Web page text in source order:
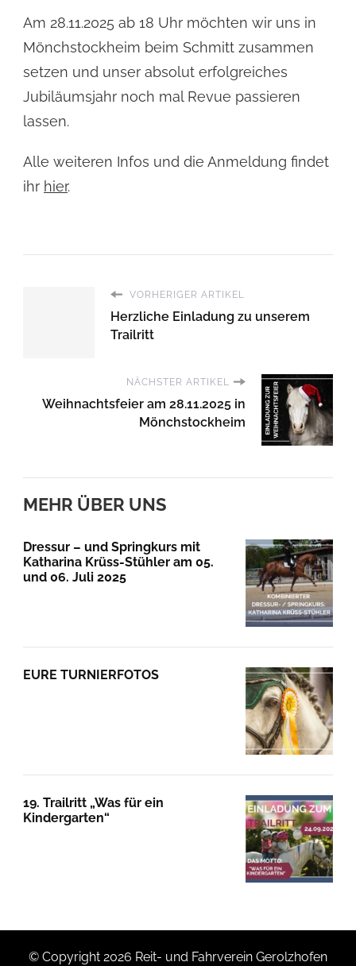
Am 28.11.2025 ab 18 Uhr möchten wir uns in
Mönchstockheim beim Schmitt zusammen
setzen und unser absolut erfolgreiches
Jubiläumsjahr noch mal Revue passieren
lassen.
Alle weiteren Infos und die Anmeldung findet
ihr hier.
VORHERIGER ARTIKEL
Herzliche Einladung zu unserem
Trailritt
NÄCHSTER ARTIKEL
Weihnachtsfeier am 28.11.2025 in
Mönchstockheim
MEHR ÜBER UNS
Dressur – und Springkurs mit
Katharina Krüss-Stühler am 05.
und 06. Juli 2025
EURE TURNIERFOTOS
19. Trailritt „Was für ein
Kindergarten“
© Copyright 2026 Reit- und Fahrverein Gerolzhofen